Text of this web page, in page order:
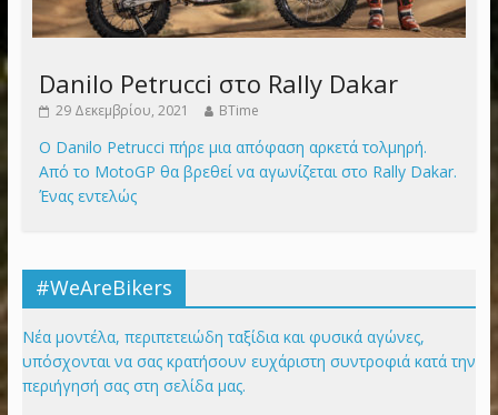
Danilo Petrucci στο Rally Dakar
29 Δεκεμβρίου, 2021 BTime
Ο Danilo Petrucci πήρε μια απόφαση αρκετά τολμηρή.
Από το MotoGP θα βρεθεί να αγωνίζεται στο Rally Dakar.
Ένας εντελώς
#WeAreBikers
Νέα μοντέλα, περιπετειώδη ταξίδια και φυσικά αγώνες,
υπόσχονται να σας κρατήσουν ευχάριστη συντροφιά κατά την
περιήγησή σας στη σελίδα μας.